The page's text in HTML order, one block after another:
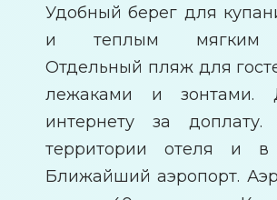
Удобный берег для
и теплым мягким
Отдельный пляж для
лежаками и зонтами.
интернету за
территории отеля и в
Ближайший аэропорт.